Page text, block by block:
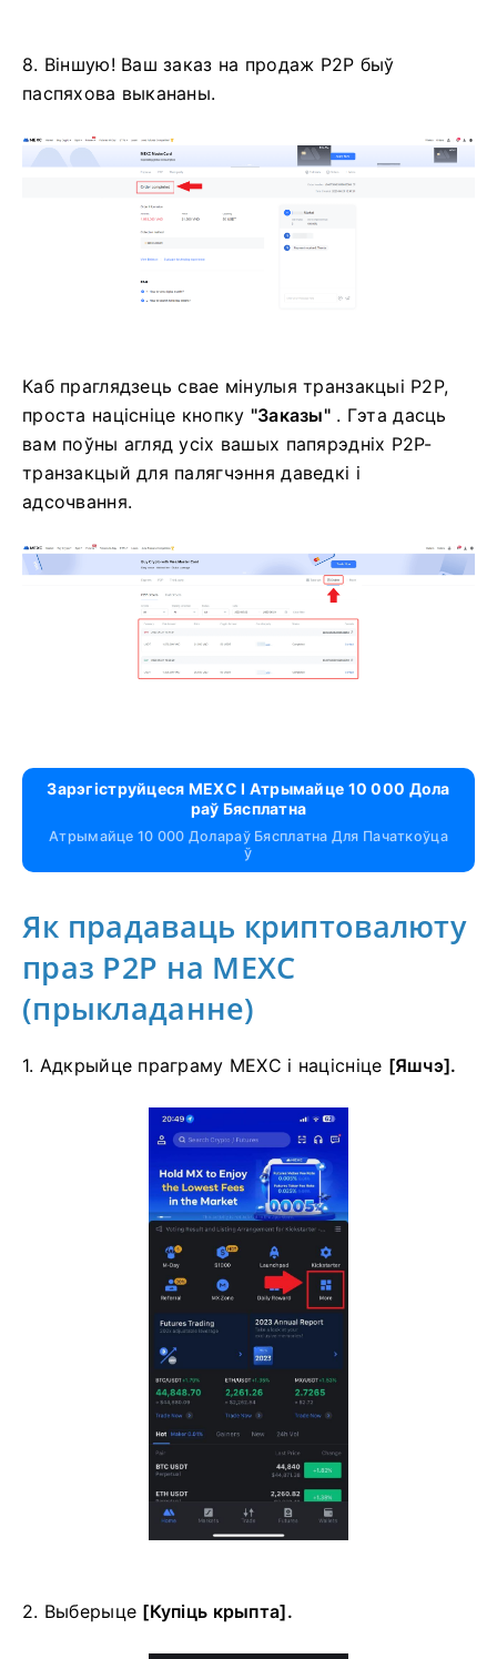
8. Віншую! Ваш заказ на продаж P2P быў
паспяхова выкананы.
Каб праглядзець свае мінулыя транзакцыі P2P,
проста націсніце кнопку "Заказы". Гэта дасць
вам поўны агляд усіх вашых папярэдніх P2P-
транзакцый для палягчэння даведкі і
адсочвання.
Зарэгіструйцеся MEXC І Атрымайце 10 000 Дола
Раў Бясплатна
Атрымайце 10 000 Долараў Бясплатна Для Пачаткоўца
Ў
Як прадаваць криптовалюту
праз P2P на MEXC
(прыкладанне)
1. Адкрыйце праграму MEXC і націсніце [Яшчэ].
2. Выберыце [Купіць крыпта].